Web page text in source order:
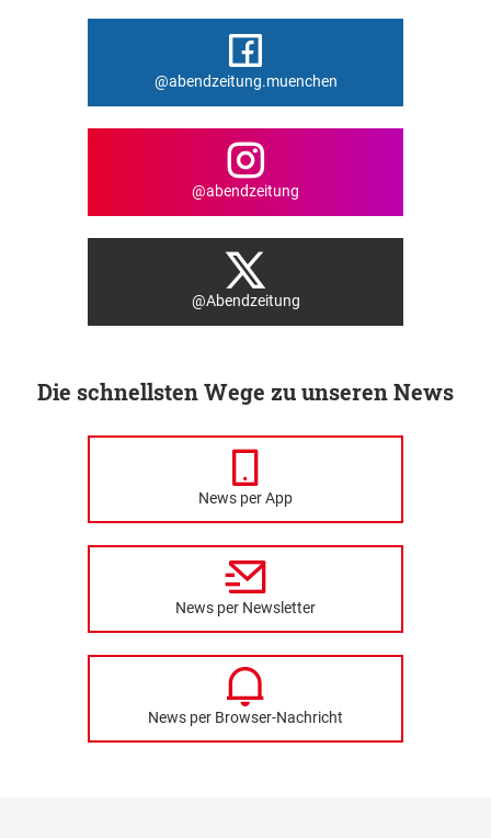
@abendzeitung.muenchen
@abendzeitung
@Abendzeitung
Die schnellsten Wege zu unseren News
News per App
News per Newsletter
News per Browser-Nachricht